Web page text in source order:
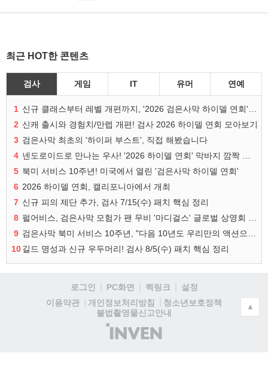
최근 HOT한 콘텐츠
검사 게임 IT 유머 연예
1
2 신캐 출시와 경험치/만렙 개편! 검사 2026 하이델 연회 모아보기
3 검은사막 최초의 '하이퍼 부스트', 직접 해봤습니다
4
5 북미 서비스 10주년! 미국에서 열린 '검은사막 하이델 연회'
6 2026 하이델 연회, 캘리포니아에서 개최
7 신규 피의 제단 추가, 검사 7/15(수) 패치 핵심 정리
8
9
10길드 명성과 신규 우두머리! 검사 8/5(수) 패치 핵심 정리
로그인 PC화면 퀵링크
설정
이용약관
개인정보처리방침
청소년보호정책
불법촬영물신고안내
(주)
인
▲